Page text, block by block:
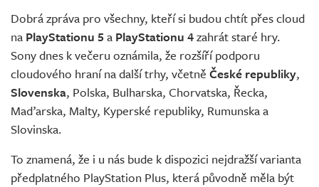
Živě
Dobrá zpráva pro všechny, kteří si budou chtít přes cloud
na PlayStationu 5 a PlayStationu 4zahrát staré hry.
Sony dnes k večeru oznámila, že rozšíří podporu
cloudového hraní na další trhy, včetně České republiky,
Slovenska, Polska, Bulharska, Chorvatska, Řecka,
Maďarska, Malty, Kyperské republiky, Rumunska a
Slovinska.
To znamená, že i u nás bude k dispozici nejdražší varianta
předplatného PlayStation Plus, která původně měla být